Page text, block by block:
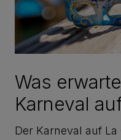
Was
Karneval
Der Karneval auf La